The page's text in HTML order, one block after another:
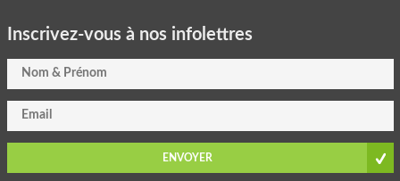
Inscrivez-vous à nos infolettres
ENVOYER